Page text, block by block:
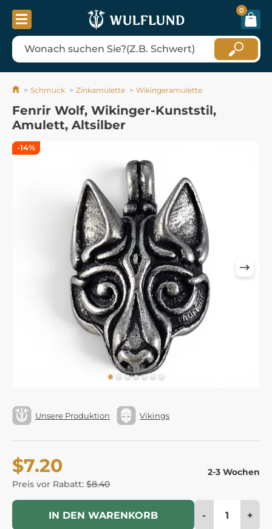
0
Schmuck Zinkamulette Wikingeramulette
Fenrir Wolf, Wikinger-Kunststil,
Amulett, Altsilber
Unsere Produktion Vikings
$7.20
Preis vor Rabatt: $8.40
2-3 Wochen
IN DEN WARENKORB - +
-14%